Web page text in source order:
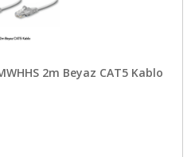
2m Beyaz CAT5 Kablo